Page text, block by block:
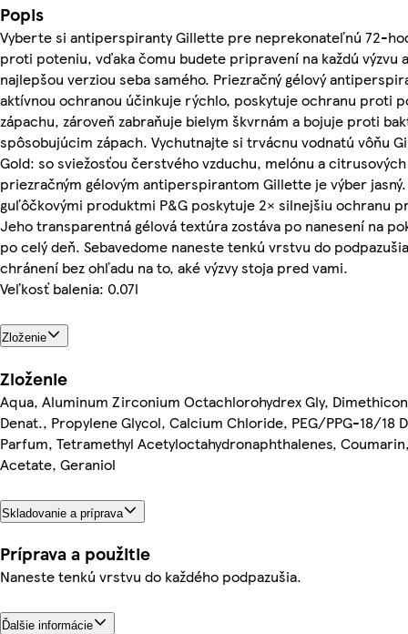
Popis
Vyberte si antiperspiranty Gillette pre neprekonateľnú 72-
proti poteniu, vďaka čomu budete pripravení na každú výzvu
najlepšou verziou seba samého. Priezračný gélový
aktívnou ochranou účinkuje rýchlo, poskytuje ochranu proti
zápachu, zároveň zabraňuje bielym škvrnám a bojuje proti
spôsobujúcim zápach. Vychutnajte si trvácnu vodnatú vôňu
Gold: so sviežosťou čerstvého vzduchu, melónu a
priezračným gélovým antiperspirantom Gillette je výber
guľôčkovými produktmi P&G poskytuje 2× silnejšiu ochranu
Jeho transparentná gélová textúra zostáva po nanesení na
po celý deň. Sebavedome naneste tenkú vrstvu do
chránení bez ohľadu na to, aké výzvy stoja pred vami.
Veľkosť balenia: 0.07l
Zloženie
Zloženie
Aqua, Aluminum Zirconium Octachlorohydrex Gly,
Denat., Propylene Glycol, Calcium Chloride, PEG/PPG-18/18
Parfum, Tetramethyl Acetyloctahydronaphthalenes,
Acetate, Geraniol
Skladovanie a príprava
Príprava a použitie
Naneste tenkú vrstvu do každého podpazušia.
Ďalšie informácie